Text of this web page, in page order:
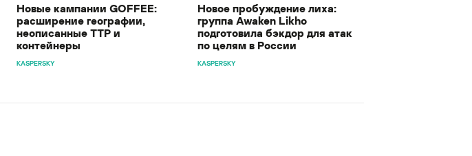
Новые кампании GOFFEE:
расширение географии,
неописанные TTP и
контейнеры
KASPERSKY
Новое пробуждение лиха:
группа Awaken Likho
подготовила бэкдор для атак
по целям в России
KASPERSKY